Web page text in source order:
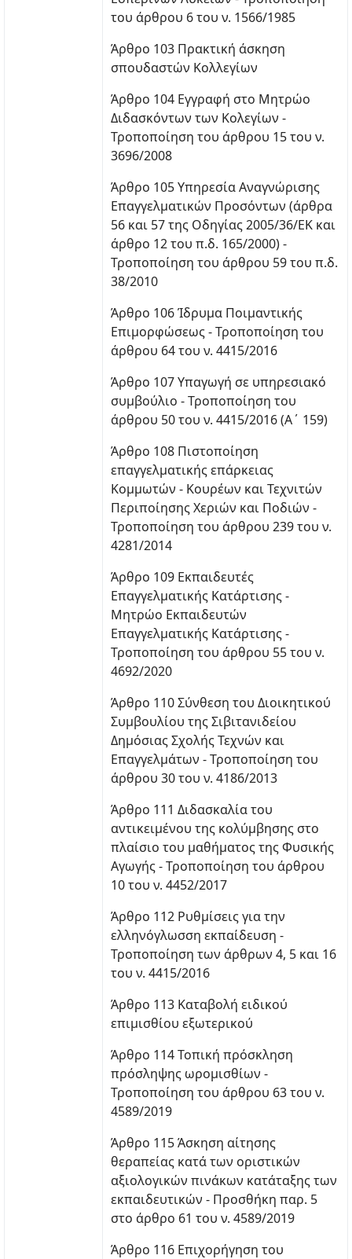
του άρθρου 6 του ν. 1566/1985
Άρθρο 103 Πρακτική άσκηση
σπουδαστών Κολλεγίων
Άρθρο 104 Εγγραφή στο Μητρώο
Διδασκόντων των Κολεγίων -
Τροποποίηση του άρθρου 15 του ν.
3696/2008
Άρθρο 105 Υπηρεσία Αναγνώρισης
Επαγγελματικών Προσόντων (άρθρα
56 και 57 της Οδηγίας 2005/36/ΕΚ και
άρθρο 12 του π.δ. 165/2000) -
Τροποποίηση του άρθρου 59 του π.δ.
38/2010
Άρθρο 106 Ίδρυμα Ποιμαντικής
Επιμορφώσεως - Τροποποίηση του
άρθρου 64 του ν. 4415/2016
Άρθρο 107 Υπαγωγή σε υπηρεσιακό
συμβούλιο - Τροποποίηση του
άρθρου 50 του ν. 4415/2016 (Α΄ 159)
Άρθρο 108 Πιστοποίηση
επαγγελματικής επάρκειας
Κομμωτών - Κουρέων και Τεχνιτών
Περιποίησης Χεριών και Ποδιών -
Τροποποίηση του άρθρου 239 του ν.
4281/2014
Άρθρο 109 Εκπαιδευτές
Επαγγελματικής Κατάρτισης -
Μητρώο Εκπαιδευτών
Επαγγελματικής Κατάρτισης -
Τροποποίηση του άρθρου 55 του ν.
4692/2020
Άρθρο 110 Σύνθεση του Διοικητικού
Συμβουλίου της Σιβιτανιδείου
Δημόσιας Σχολής Τεχνών και
Επαγγελμάτων - Τροποποίηση του
άρθρου 30 του ν. 4186/2013
Άρθρο 111 Διδασκαλία του
αντικειμένου της κολύμβησης στο
πλαίσιο του μαθήματος της Φυσικής
Αγωγής - Τροποποίηση του άρθρου
10 του ν. 4452/2017
Άρθρο 112 Ρυθμίσεις για την
ελληνόγλωσση εκπαίδευση -
Τροποποίηση των άρθρων 4, 5 και 16
του ν. 4415/2016
Άρθρο 113 Καταβολή ειδικού
επιμισθίου εξωτερικού
Άρθρο 114 Τοπική πρόσκληση
πρόσληψης ωρομισθίων -
Τροποποίηση του άρθρου 63 του ν.
4589/2019
Άρθρο 115 Άσκηση αίτησης
θεραπείας κατά των οριστικών
αξιολογικών πινάκων κατάταξης των
εκπαιδευτικών - Προσθήκη παρ. 5
στο άρθρο 61 του ν. 4589/2019
Άρθρο 116 Επιχορήγηση του